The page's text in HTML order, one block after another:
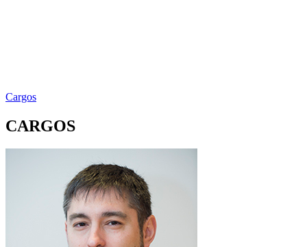
Cargos
CARGOS